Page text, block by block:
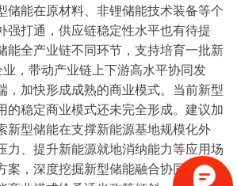
储能在原材料、非锂储能技术装备等个
强打通，供应链稳定性水平也有待提
能全产业链不同环节，支持培育一批新
业，带动产业链上下游高水平协同发
，加快形成成熟的商业模式。当前新型
的稳定商业模式还未完全形成。建议加
新型储能在支撑新能源基地规模化外
力、提升新能源就地消纳能力等应用场
案，深度挖掘新型储能融合协同价值。